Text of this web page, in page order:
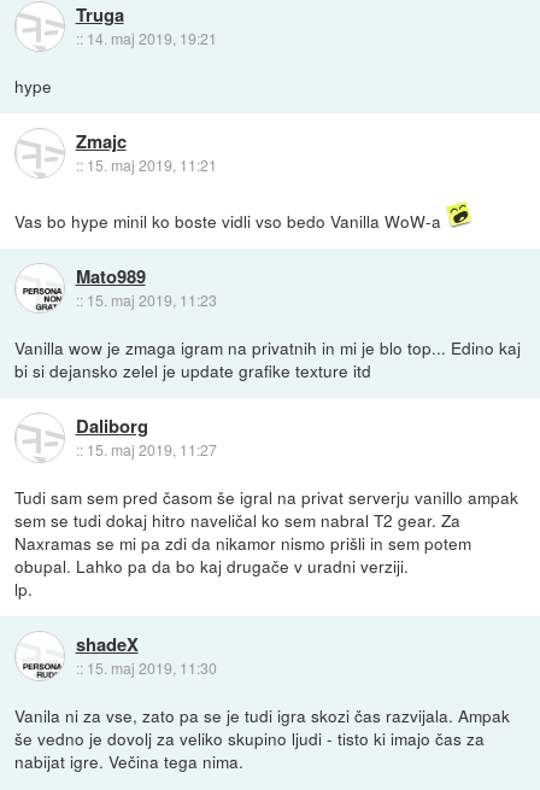
Truga
:: 14. maj 2019, 19:21
hype
Zmajc
:: 15. maj 2019, 11:21
Vas bo hype minil ko boste vidli vso bedo Vanilla WoW-a
Mato989
:: 15. maj 2019, 11:23
Vanilla wow je zmaga igram na privatnih in mi je blo top... Edino kaj
bi si dejansko zelel je update grafike texture itd
Daliborg
:: 15. maj 2019, 11:27
Tudi sam sem pred časom še igral na privat serverju vanillo ampak
sem se tudi dokaj hitro naveličal ko sem nabral T2 gear. Za
Naxramas se mi pa zdi da nikamor nismo prišli in sem potem
obupal. Lahko pa da bo kaj drugače v uradni verziji.
lp.
shadeX
:: 15. maj 2019, 11:30
Vanila ni za vse, zato pa se je tudi igra skozi čas razvijala. Ampak
še vedno je dovolj za veliko skupino ljudi - tisto ki imajo čas za
nabijat igre. Večina tega nima.